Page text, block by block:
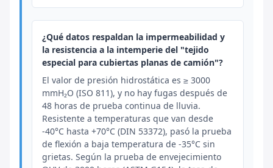
¿Qué datos respaldan la impermeabilidad y
la resistencia a la intemperie del "tejido
especial para cubiertas planas de camión"?
El valor de presión hidrostática es ≥ 3000
mmH₂O (ISO 811), y no hay fugas después de
48 horas de prueba continua de lluvia.
Resistente a temperaturas que van desde
-40°C hasta +70°C (DIN 53372), pasó la prueba
de flexión a baja temperatura de -35°C sin
grietas. Según la prueba de envejecimiento